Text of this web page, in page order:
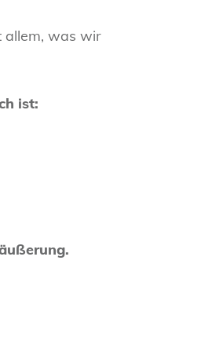
allem, was wir
ist: